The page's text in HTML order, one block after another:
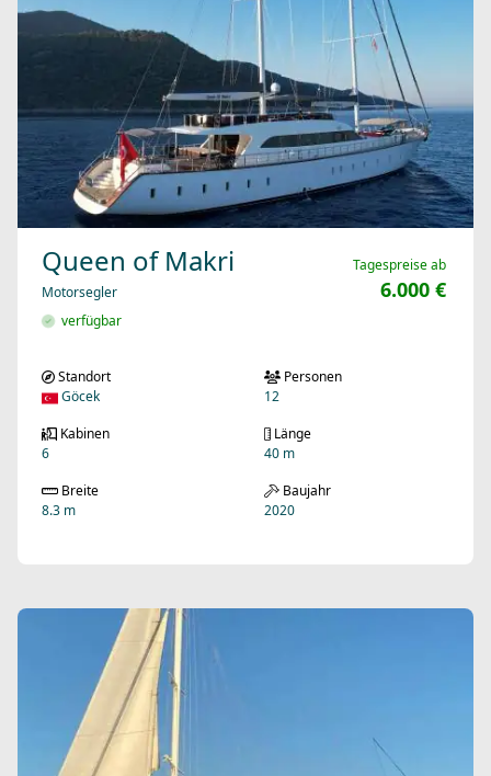
Queen of Makri
Motorsegler
verfügbar
Tagespreise ab
6.000 €
Standort
Göcek
Personen
12
Kabinen
6
Länge
40 m
Breite
8.3 m
Baujahr
2020